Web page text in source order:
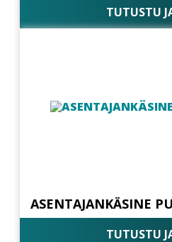
TUTUSTU
ASENTAJANKÄSINE
TUTUSTU